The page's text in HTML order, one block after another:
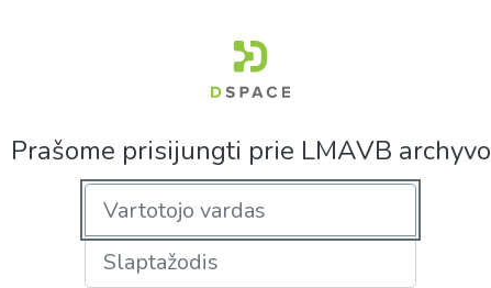
Prašome prisijungti prie LMAVB archyvo